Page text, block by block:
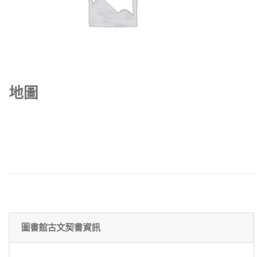
地圖
圖書館古文契書資訊